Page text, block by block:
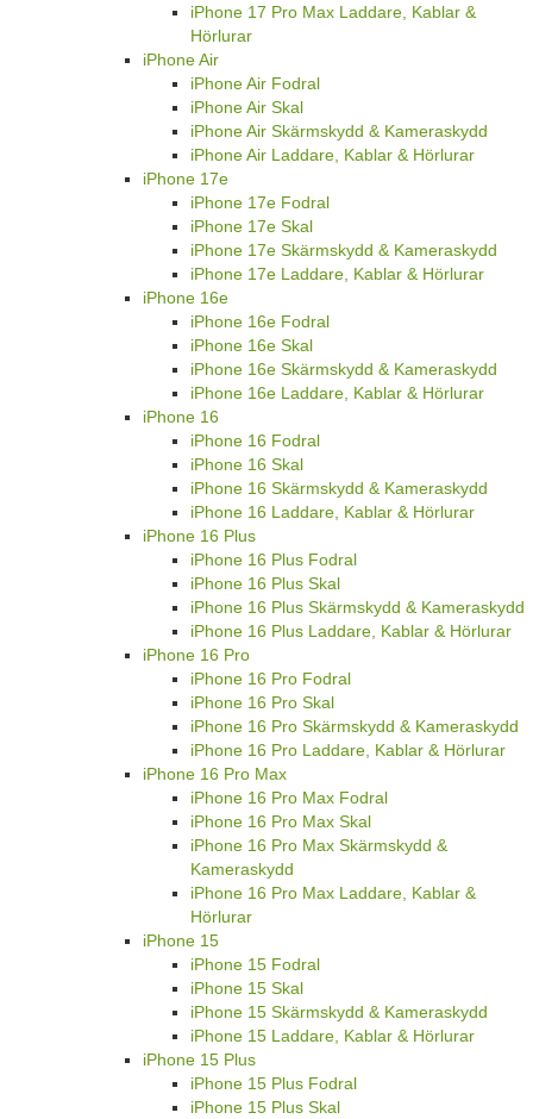
iPhone 17 Pro Max Laddare, Kablar &
Hörlurar
iPhone Air
iPhone Air Fodral
iPhone Air Skal
iPhone Air Skärmskydd & Kameraskydd
iPhone Air Laddare, Kablar & Hörlurar
iPhone 17e
iPhone 17e Fodral
iPhone 17e Skal
iPhone 17e Skärmskydd & Kameraskydd
iPhone 17e Laddare, Kablar & Hörlurar
iPhone 16e
iPhone 16e Fodral
iPhone 16e Skal
iPhone 16e Skärmskydd & Kameraskydd
iPhone 16e Laddare, Kablar & Hörlurar
iPhone 16
iPhone 16 Fodral
iPhone 16 Skal
iPhone 16 Skärmskydd & Kameraskydd
iPhone 16 Laddare, Kablar & Hörlurar
iPhone 16 Plus
iPhone 16 Plus Fodral
iPhone 16 Plus Skal
iPhone 16 Plus Skärmskydd & Kameraskydd
iPhone 16 Plus Laddare, Kablar & Hörlurar
iPhone 16 Pro
iPhone 16 Pro Fodral
iPhone 16 Pro Skal
iPhone 16 Pro Skärmskydd & Kameraskydd
iPhone 16 Pro Laddare, Kablar & Hörlurar
iPhone 16 Pro Max
iPhone 16 Pro Max Fodral
iPhone 16 Pro Max Skal
iPhone 16 Pro Max Skärmskydd &
Kameraskydd
iPhone 16 Pro Max Laddare, Kablar &
Hörlurar
iPhone 15
iPhone 15 Fodral
iPhone 15 Skal
iPhone 15 Skärmskydd & Kameraskydd
iPhone 15 Laddare, Kablar & Hörlurar
iPhone 15 Plus
iPhone 15 Plus Fodral
iPhone 15 Plus Skal